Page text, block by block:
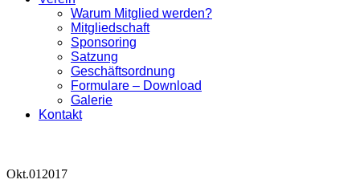
Warum Mitglied werden?
Mitgliedschaft
Sponsoring
Satzung
Geschäftsordnung
Formulare – Download
Galerie
Kontakt
Okt.01 2017